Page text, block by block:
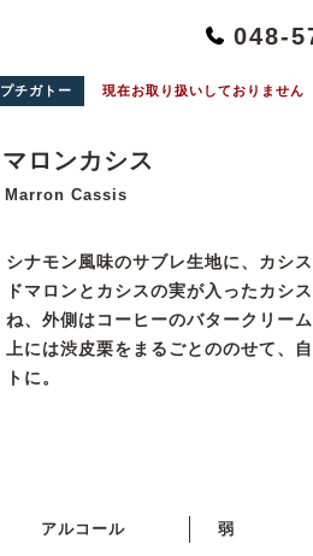
048-
プチガトー 現在お取り扱いしておりません
マロンカシス
Marron Cassis
シナモン風味のサブレ生地に、カシ
ドマロンとカシスの実が入ったカシ
ね、外側はコーヒーのバタークリーム
上には渋皮栗をまるごとののせて、
トに。
アルコール 弱